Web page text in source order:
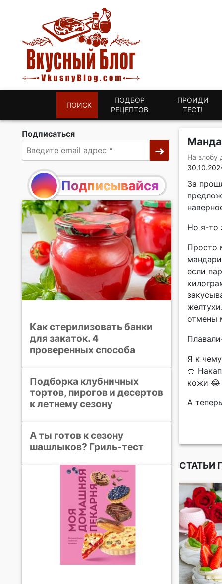
ПОИСК
ПОДБОР
РЕЦЕПТОВ
ПРОЙДИ
ТЕСТ!
Подписаться
Подписывайся
Как стерилизовать банки
для закаток. 4
проверенных способа
Подборка клубничных
тортов, пирогов и десертов
к летнему сезону
А ты готов к сезону
шашлыков? Гриль-тест
На злобу
За
Но я-то
Просто
если
отмены
Я к
🍊
кожи 😂
А
СТАТЬИ